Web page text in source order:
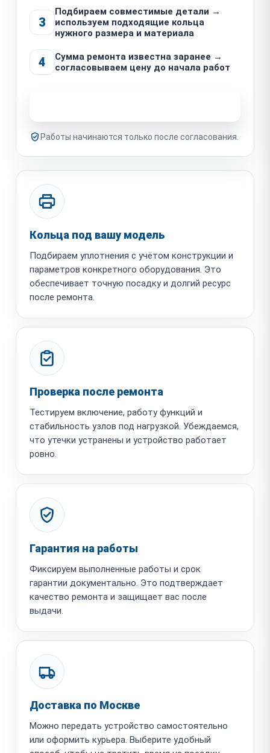
3
Подбираем совместимые детали →
используем подходящие кольца
нужного размера и материала
4
Сумма ремонта известна заранее →
согласовываем цену до начала работ
Работы начинаются только после согласования.
Кольца под вашу модель
Подбираем уплотнения с учётом конструкции и
параметров конкретного оборудования. Это
обеспечивает точную посадку и долгий ресурс
после ремонта.
Проверка после ремонта
Тестируем включение, работу функций и
стабильность узлов под нагрузкой. Убеждаемся,
что утечки устранены и устройство работает
ровно.
Гарантия на работы
Фиксируем выполненные работы и срок
гарантии документально. Это подтверждает
качество ремонта и защищает вас после
выдачи.
Доставка по Москве
Можно передать устройство самостоятельно
или оформить курьера. Выберите удобный